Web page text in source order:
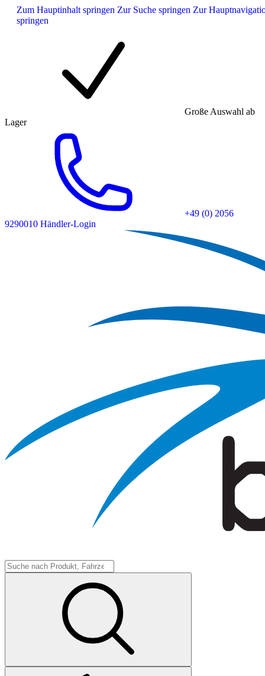
Zum Hauptinhalt springen Zur Suche springen Zur
springen
Große Auswahl ab
Lager
+49 (0) 2056
9290010 Händler-Login